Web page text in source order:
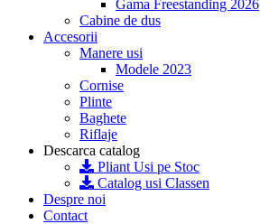
Gama Freestanding 2026
Cabine de dus
Accesorii
Manere usi
Modele 2023
Cornise
Plinte
Baghete
Riflaje
Descarca catalog
Pliant Usi pe Stoc
Catalog usi Classen
Despre noi
Contact